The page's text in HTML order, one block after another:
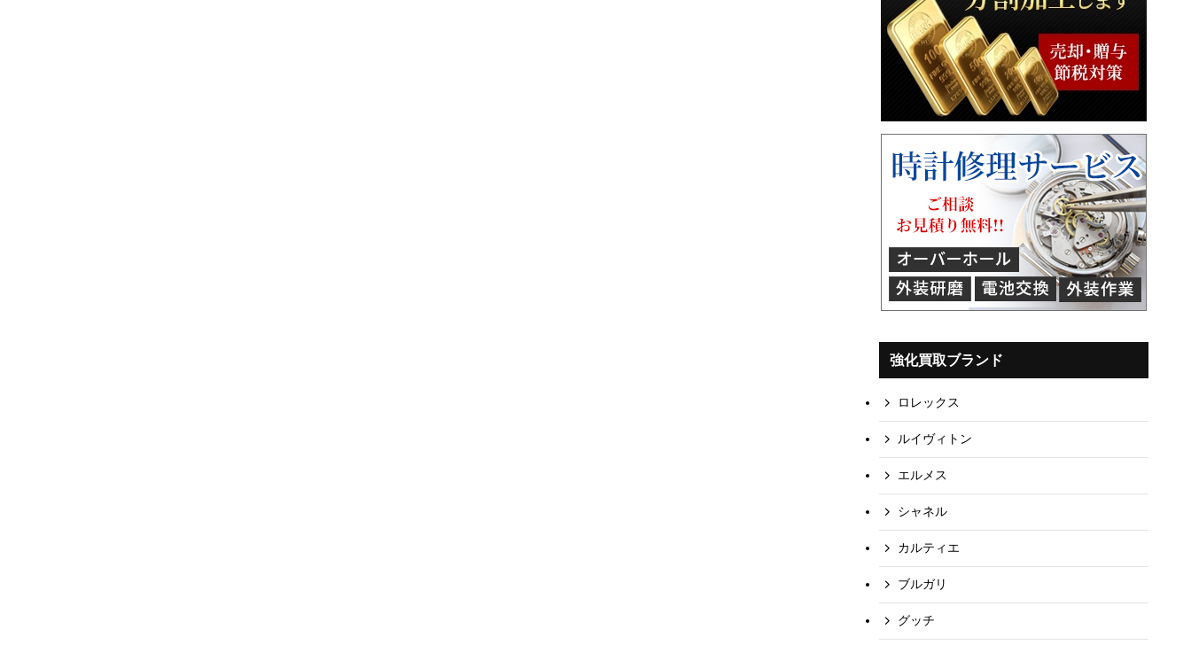
強化買取ブランド
ロレックス
ルイヴィトン
エルメス
シャネル
カルティエ
ブルガリ
グッチ